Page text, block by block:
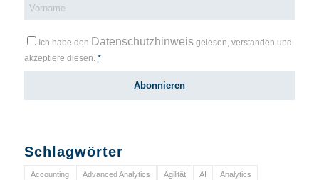
Ich habe den Datenschutzhinweisgelesen, verstanden und
akzeptiere diesen. *
Schlagwörter
Accounting Advanced Analytics Agilität AI Analytics